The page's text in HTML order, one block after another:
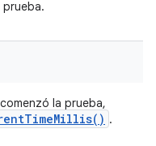
prueba.
la prueba,
TimeMillis( ) .